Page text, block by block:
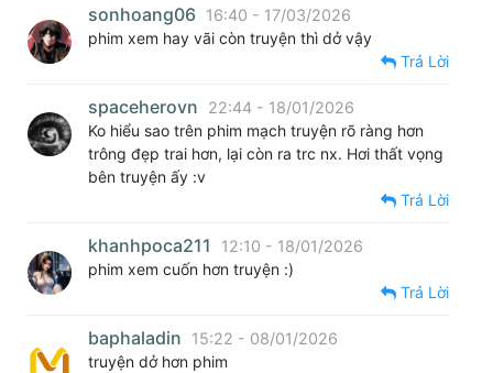
sonhoang06 16:40 - 17/03/2026
phim xem hay vãi còn truyện thì dở vậy
Trả Lời
spaceherovn
22:44 - 18/01/2026
Ko hiểu sao trên phim mạch truyện rõ ràng hơn
trông đẹp trai hơn, lại còn ra trc nx. Hơi thất vọng
bên truyện ấy :v
Trả Lời
khanhpoca211
12:10 - 18/01/2026
phim xem cuốn hơn truyện :)
Trả Lời
baphaladin
15:22 - 08/01/2026
truyện dở hơn phim